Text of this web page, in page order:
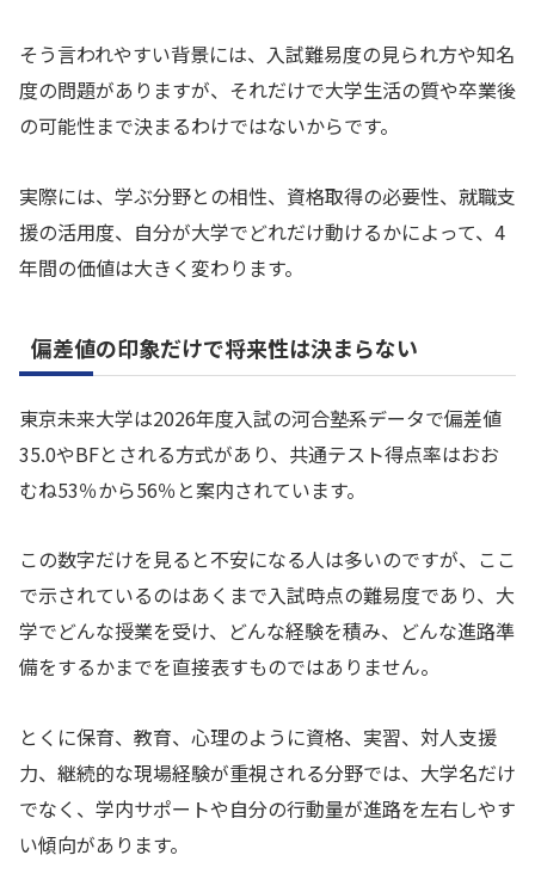
そう言われやすい背景には、入試難易度の見られ方や知名
度の問題がありますが、それだけで大学生活の質や卒業後
の可能性まで決まるわけではないからです。
実際には、学ぶ分野との相性、資格取得の必要性、就職支
援の活用度、自分が大学でどれだけ動けるかによって、4
年間の価値は大きく変わります。
偏差値の印象だけで将来性は決まらない
東京未来大学は2026年度入試の河合塾系データで偏差値
35.0やBFとされる方式があり、共通テスト得点率はおお
むね53％から56％と案内されています。
この数字だけを見ると不安になる人は多いのですが、ここ
で示されているのはあくまで入試時点の難易度であり、大
学でどんな授業を受け、どんな経験を積み、どんな進路準
備をするかまでを直接表すものではありません。
とくに保育、教育、心理のように資格、実習、対人支援
力、継続的な現場経験が重視される分野では、大学名だけ
でなく、学内サポートや自分の行動量が進路を左右しやす
い傾向があります。